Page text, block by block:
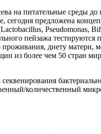
на питательные среды
предложена
Pseudomonas,
пейзажа
диету матери,
из более чем 50 стран
количественный